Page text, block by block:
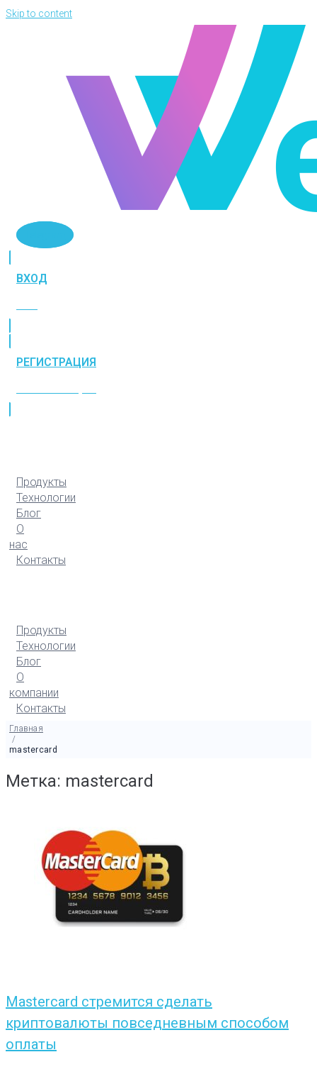
Skip to content
ВХОД
РЕГИСТРАЦИЯ
Продукты
Технологии
Блог
О
нас
Контакты
Продукты
Технологии
Блог
О
компании
Контакты
Главная
/
mastercard
Метка: mastercard
Mastercard стремится сделать
криптовалюты повседневным способом
оплаты